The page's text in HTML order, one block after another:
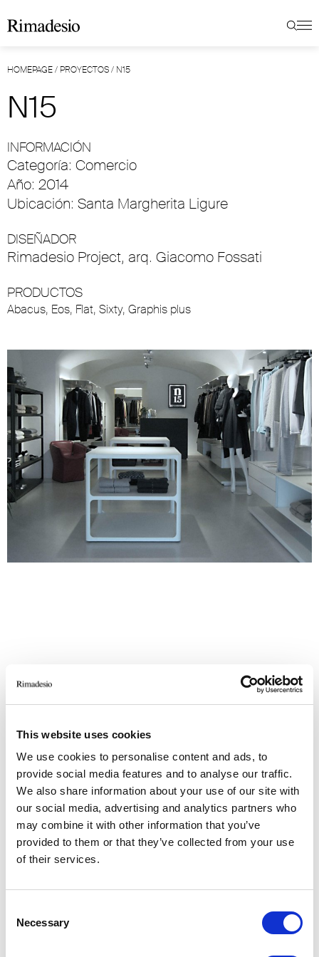
This website uses cookies
We use cookies to personalise content and ads, to
provide social media features and to analyse our traffic.
We also share information about your use of our site with
our social media, advertising and analytics partners who
may combine it with other information that you’ve
provided to them or that they’ve collected from your use
of their services.
Selection
Necessary
HOMEPAGE/ PROYECTOS/ N15
N15
INFORMACIÓN
Categoría: Comercio
Año: 2014
Ubicación: Santa Margherita Ligure
DISEÑADOR
Rimadesio Project, arq. Giacomo Fossati
PRODUCTOS
Abacus, Eos, Flat, Sixty, Graphis plus